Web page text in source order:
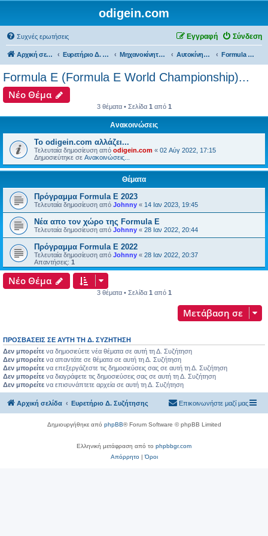
odigein.com
Συχνές ερωτήσεις Σύνδεση
Εγγραφή
Αρχική σελίδα Ευρετήριο Δ. Συζήτησης Μηχανοκίνητος αθλητισμός και μη... Αυτοκίνητα... Formula E (Formula E World Championship)...
Formula E (Formula E World Championship)...
Νέο Θέμα
3 θέματα • Σελίδα 1 από 1
Ανακοινώσεις
Το odigein.com αλλάζει...
Τελευταία δημοσίευση από odigein.com « 02 Αύγ 2022, 17:15
Δημοσιεύτηκε σε Ανακοινώσεις...
Θέματα
Πρόγραμμα Formula E 2023
Τελευταία δημοσίευση από Johnny « 14 Ιαν 2023, 19:45
Νέα απο τον χώρο της Formula E
Τελευταία δημοσίευση από Johnny « 28 Ιαν 2022, 20:44
Πρόγραμμα Formula E 2022
Τελευταία δημοσίευση από Johnny « 28 Ιαν 2022, 20:37
Απαντήσεις: 1
Νέο Θέμα
3 θέματα • Σελίδα 1 από 1
Μετάβαση σε
ΠΡΟΣΒΆΣΕΙΣ ΣΕ ΑΥΤΉ ΤΗ Δ. ΣΥΖΉΤΗΣΗ
Δεν μπορείτε να δημοσιεύετε νέα θέματα σε αυτή τη Δ. Συζήτηση
Δεν μπορείτε να απαντάτε σε θέματα σε αυτή τη Δ. Συζήτηση
Δεν μπορείτε να επεξεργάζεστε τις δημοσιεύσεις σας σε αυτή τη Δ. Συζήτηση
Δεν μπορείτε να διαγράφετε τις δημοσιεύσεις σας σε αυτή τη Δ. Συζήτηση
Δεν μπορείτε να επισυνάπτετε αρχεία σε αυτή τη Δ. Συζήτηση
Αρχική σελίδα Ευρετήριο Δ. Συζήτησης Επικοινωνήστε μαζί μας
Δημιουργήθηκε από phpBB® Forum Software © phpBB Limited
Ελληνική μετάφραση από το phpbbgr.com
Απόρρητο|Όροι